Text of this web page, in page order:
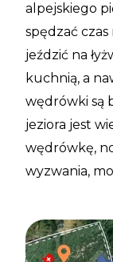
alpejskiego
spędzać
jeździć na
kuchnią, a
wędrówki są
jeziora jest
wędrówkę,
wyzwania,